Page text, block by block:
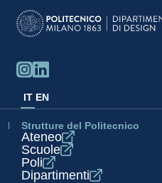
IT EN
Strutture del Politecnico
Ateneo
Scuole
Poli
Dipartimenti